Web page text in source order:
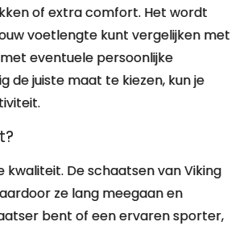
of extra comfort. Het wordt
voetlengte kunt vergelijken met
eventuele persoonlijke
de juiste maat te kiezen, kun je
De schaatsen van Viking
ze lang meegaan en
bent of een ervaren sporter,